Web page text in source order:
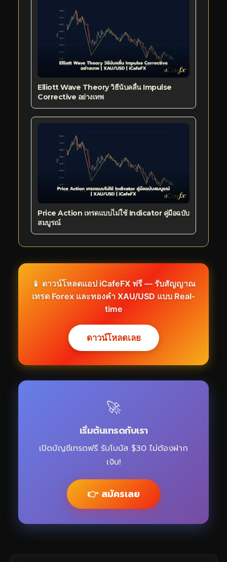
Elliott Wave Theory วิธีนับคลื่น Impulse
Corrective อย่างเทพ
Price Action เทรดแบบไม่ใช้ Indicator คู่มือฉบับ
สมบูรณ์
📱 ดาวน์โหลดแอป iCafeFX ฟรี — รับสัญญาณ
เทรด Forex และทองคำ XAU/USD แบบ Real-
time
ดาวน์โหลดเลย
🚀
เริ่มต้นเทรดกับเรา
เปิดบัญชีเทรดฟรี รับโบนัส $30 ไม่ต้องฝาก
เงิน!
👉 สมัครเลย